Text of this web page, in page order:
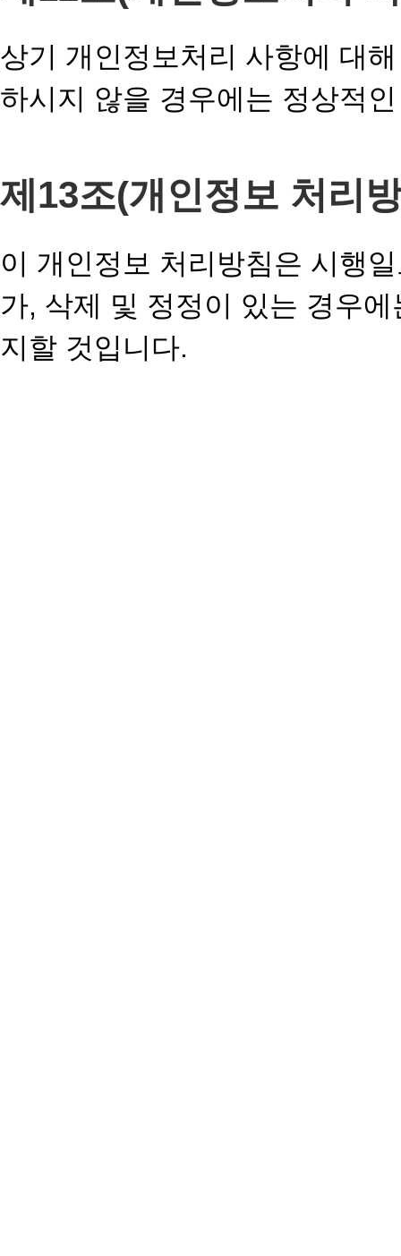
상기 개인정보처리 사항에 대
하시지 않을 경우에는 정상적
제13조(개인정보 처리
이 개인정보 처리방침은 시행
가, 삭제 및 정정이 있는 경우
지할 것입니다.